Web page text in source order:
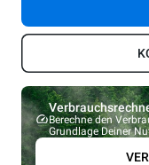
Berechne den
Grundlage Deiner